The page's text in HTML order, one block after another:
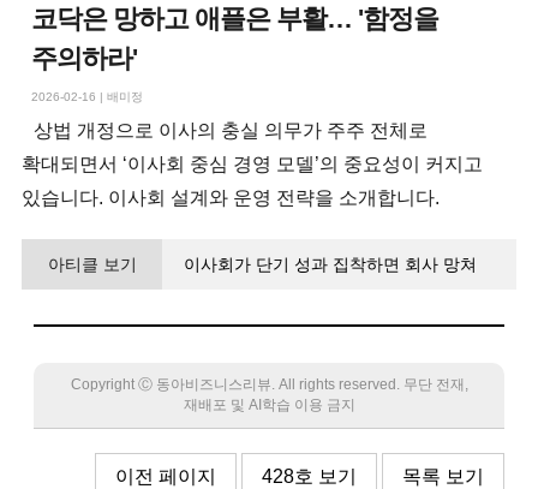
코닥은 망하고 애플은 부활… '함정을
주의하라'
2026-02-16 |배미정
상법 개정으로 이사의 충실 의무가 주주 전체로
확대되면서 ‘이사회 중심 경영 모델’의 중요성이 커지고
있습니다. 이사회 설계와 운영 전략을 소개합니다.
아티클 보기
이사회가 단기 성과 집착하면 회사 망쳐
Copyright Ⓒ 동아비즈니스리뷰. All rights reserved. 무단 전재,
재배포 및 AI학습 이용 금지
이전 페이지 428호 보기 목록 보기